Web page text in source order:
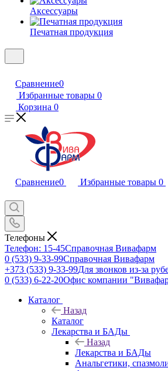
Аксессуары
Печатная продукция
Сравнение0
Избранные товары 0
Корзина 0
Сравнение0 Избранные товары 0
Телефоны
Телефон: 15-45Справочная Вивафарм
0 (533) 9-33-99Справочная Вивафарм
+373 (533) 9-33-99Для звонков из-за
0 (533) 6-22-20Офис компании
Каталог
Назад
Каталог
Лекарства и БАДы
Назад
Лекарства и БАДы
Анальгетики,